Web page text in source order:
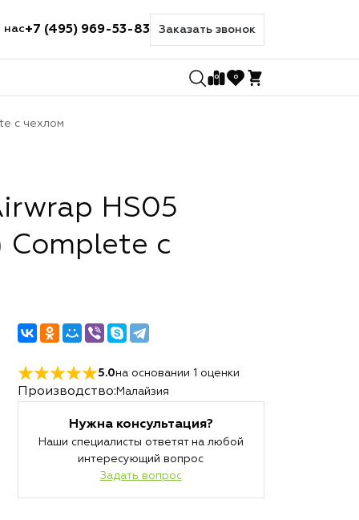
нас+7 (495) 969-53-83 Заказать звонок
0 0
с чехлом
HS05
Complete с
5.0на основании 1 оценки
Производство: Малайзия
Нужна консультация?
Наши специалисты ответят на любой
интересующий вопрос
Задать вопрос